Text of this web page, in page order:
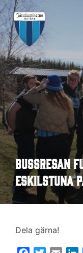
Hoppa
till
innehåll
Bussresan
Eskilstuna
Dela gärna!